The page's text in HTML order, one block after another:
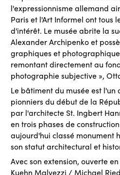
l'expressionnisme allemand
Paris et l'Art Informel ont tous
d'intérêt. Le musée abrite la
Alexander Archipenko et
graphiques et
remontant directement au
photographie subjective »,
Le bâtiment du musée est l'un
pionniers du début de la
par l'architecte St. Ingbert
en trois phases de
aujourd'hui classé monument
son statut architectural et
Avec son extension, ouverte
Kuehn Malvezzi / Michael